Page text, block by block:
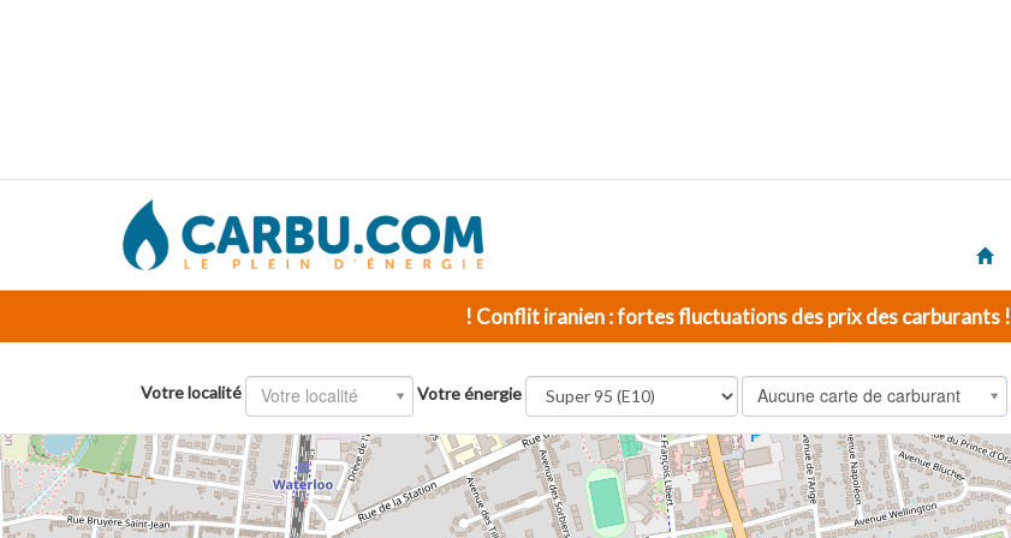
! Conflit iranien : fortes fluctuations des prix des carburants !
Votre localité Votre localité Votre énergie Aucune carte de carburant